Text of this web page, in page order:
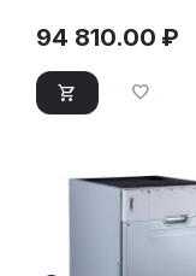
94 810.00 ₽